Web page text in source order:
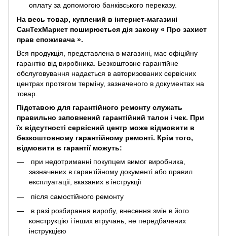
оплату за допомогою банківського переказу.
На весь товар, куплений в інтернет-магазині
СанТехМаркет поширюється дія закону « Про захист
прав споживача ».
Вся продукція, представлена ​​в магазині, має офіційну
гарантію від виробника. Безкоштовне гарантійне
обслуговування надається в авторизованих сервісних
центрах протягом терміну, зазначеного в документах на
товар.
Підставою для гарантійного ремонту служать
правильно заповнений гарантійний талон і чек. При
їх відсутності сервісний центр може відмовити в
безкоштовному гарантійному ремонті. Крім того,
відмовити в гарантії можуть:
при недотриманні покупцем вимог виробника,
зазначених в гарантійному документі або правил
експлуатації, вказаних в інструкції
після самостійного ремонту
в разі розбирання виробу, внесення змін в його
конструкцію і інших втручань, не передбачених
інструкцією